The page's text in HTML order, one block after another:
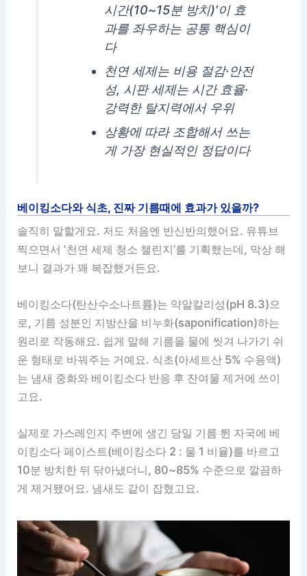
시간(10~15분 방치)’이 효
과를 좌우하는 공통 핵심이
다
천연 세제는 비용 절감·안전
성, 시판 세제는 시간 효율·
강력한 탈지력에서 우위
상황에 따라 조합해서 쓰는
게 가장 현실적인 정답이다
베이킹소다와 식초, 진짜 기름때에 효과가 있을까?
솔직히 말할게요. 저도 처음엔 반신반의했어요. 유튜브
찍으면서 ‘천연 세제 청소 챌린지’를 기획했는데, 막상 해
보니 결과가 꽤 복잡했거든요.
베이킹소다(탄산수소나트륨)는 약알칼리성(pH 8.3)으
로, 기름 성분인 지방산을 비누화(saponification)하는
원리로 작동해요. 쉽게 말해 기름을 물에 씻겨 나가기 쉬
운 형태로 바꿔주는 거예요. 식초(아세트산 5% 수용액)
는 냄새 중화와 베이킹소다 반응 후 잔여물 제거에 쓰이
고요.
실제로 가스레인지 주변에 생긴 당일 기름 튄 자국에 베
이킹소다 페이스트(베이킹소다 2 : 물 1 비율)를 바르고
10분 방치한 뒤 닦아냈더니, 80~85% 수준으로 깔끔하
게 제거됐어요. 냄새도 같이 잡혔고요.